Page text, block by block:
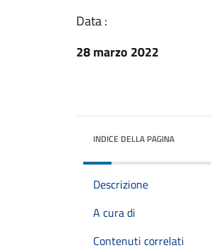
Data :
28 marzo 2022
INDICE DELLA PAGINA
Descrizione
A cura di
Contenuti correlati